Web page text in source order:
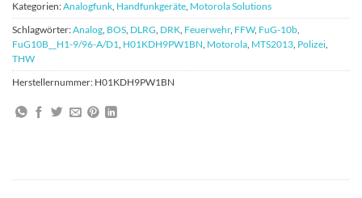
Kategorien:Analogfunk Handfunkgeräte Motorola Solutions
Schlagwörter:Analog BOS DLRG DRK Feuerwehr, FFW, FuG-10b
FuG10B__H1-9/96-A/D1
H01KDH9PW1BN Motorola MTS2013 Polizei
THW
Herstellernummer: H01KDH9PW1BN